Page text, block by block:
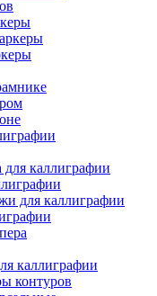
каллиграфии
для каллиграфии
каллиграфии
контуров